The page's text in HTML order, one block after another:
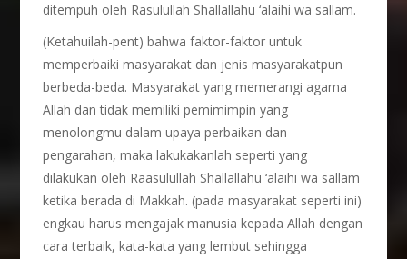
ditempuh oleh Rasulullah Shallallahu ‘alaihi wa sallam.
(Ketahuilah-pent) bahwa faktor-faktor untuk
memperbaiki masyarakat dan jenis masyarakatpun
berbeda-beda. Masyarakat yang memerangi agama
Allah dan tidak memiliki pemimimpin yang
menolongmu dalam upaya perbaikan dan
pengarahan, maka lakukakanlah seperti yang
dilakukan oleh Raasulullah Shallallahu ‘alaihi wa sallam
ketika berada di Makkah. (pada masyarakat seperti ini)
engkau harus mengajak manusia kepada Allah dengan
cara terbaik, kata-kata yang lembut sehingga